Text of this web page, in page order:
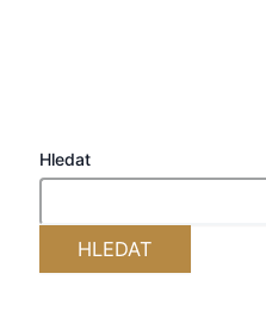
Hledat
HLEDAT